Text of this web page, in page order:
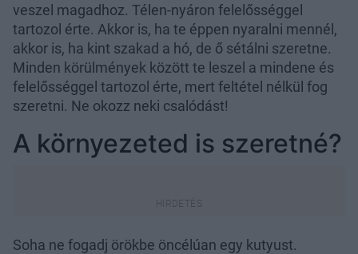
veszel magadhoz. Télen-nyáron felelősséggel
tartozol érte. Akkor is, ha te éppen nyaralni mennél,
akkor is, ha kint szakad a hó, de ő sétálni szeretne.
Minden körülmények között te leszel a mindene és
felelősséggel tartozol érte, mert feltétel nélkül fog
szeretni. Ne okozz neki csalódást!
A környezeted is szeretné?
Soha ne fogadj örökbe öncélúan egy kutyust.